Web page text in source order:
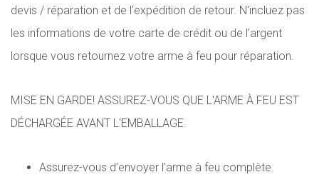
devis / réparation et de l'expédition de retour. N'incluez pas
les informations de votre carte de crédit ou de l'argent
lorsque vous retournez votre arme à feu pour réparation.
MISE EN GARDE! ASSUREZ-VOUS QUE L'ARME À FEU EST
DÉCHARGÉE AVANT L'EMBALLAGE.
Assurez-vous d’envoyer l’arme à feu complète.